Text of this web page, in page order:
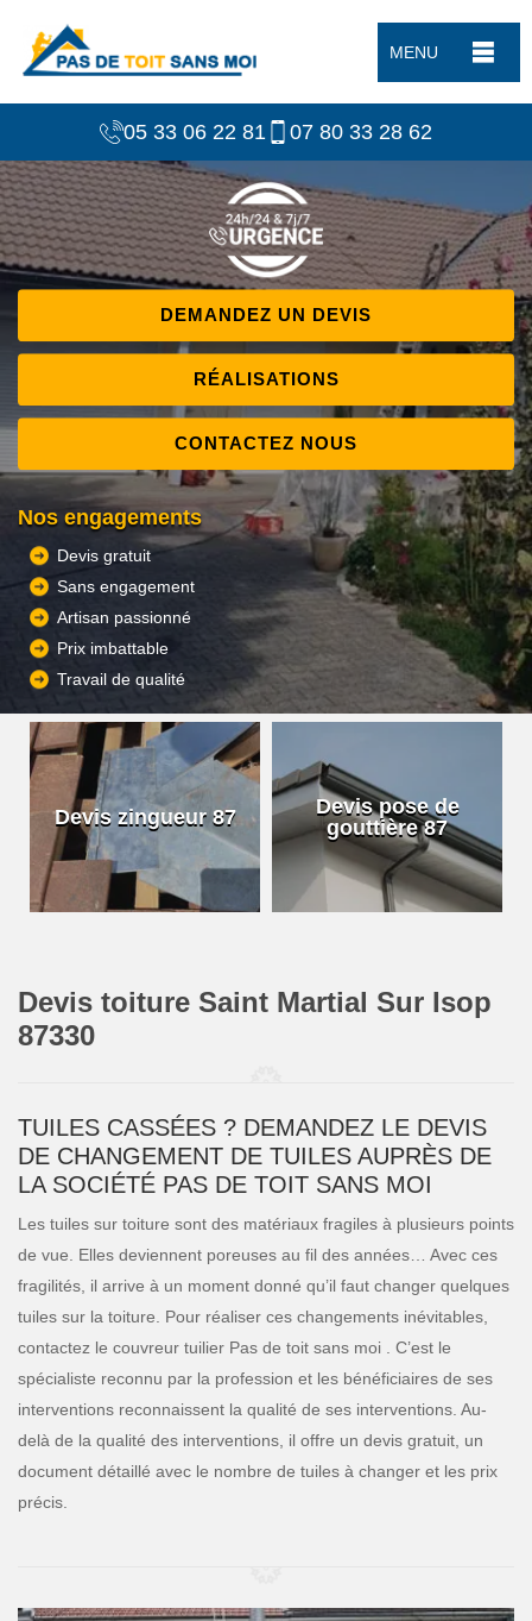
MENU
05 33 06 22 81 07 80 33 28 62
DEMANDEZ UN DEVIS
RÉALISATIONS
CONTACTEZ NOUS
Nos engagements
Devis gratuit
Sans engagement
Artisan passionné
Prix imbattable
Travail de qualité
Devis zingueur 87
Devis pose de
gouttière 87
Devis toiture Saint Martial Sur Isop
87330
TUILES CASSÉES ? DEMANDEZ LE DEVIS
DE CHANGEMENT DE TUILES AUPRÈS DE
LA SOCIÉTÉ PAS DE TOIT SANS MOI
Les tuiles sur toiture sont des matériaux fragiles à plusieurs points
de vue. Elles deviennent poreuses au fil des années… Avec ces
fragilités, il arrive à un moment donné qu’il faut changer quelques
tuiles sur la toiture. Pour réaliser ces changements inévitables,
contactez le couvreur tuilier Pas de toit sans moi . C’est le
spécialiste reconnu par la profession et les bénéficiaires de ses
interventions reconnaissent la qualité de ses interventions. Au-
delà de la qualité des interventions, il offre un devis gratuit, un
document détaillé avec le nombre de tuiles à changer et les prix
précis.